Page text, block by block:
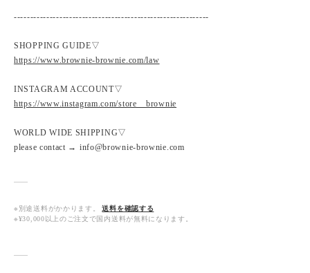
------------------------------------------------------------
SHOPPING GUIDE▽
https://www.brownie-brownie.com/law
INSTAGRAM ACCOUNT▽
https://www.instagram.com/store__brownie
WORLD WIDE SHIPPING▽
please contact → info@brownie-brownie.com
※別途送料がかかります。
送料を確認する
※¥30,000以上のご注文で国内送料が無料になります。